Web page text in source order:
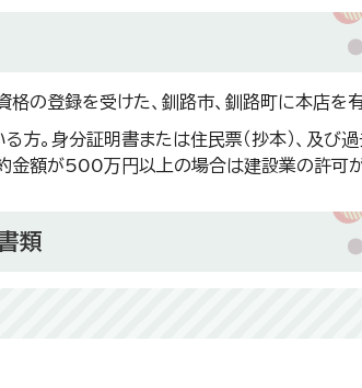
の登録を受けた、釧路市、釧路町に本店を有
方。身分証明書または住民票（抄本）、及び
金額が500万円以上の場合は建設業の許可が
類